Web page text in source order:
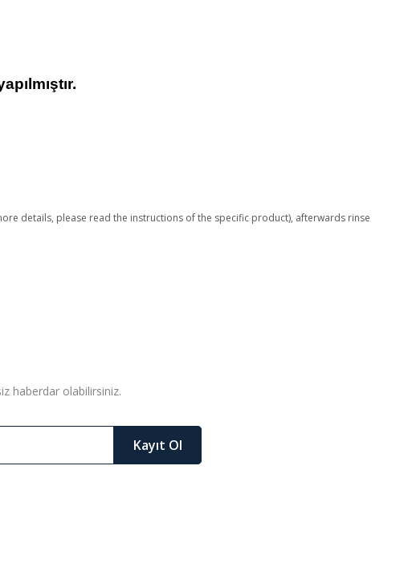
details, please read the instructions of the specific product), afterwards rinse
haberdar olabilirsiniz.
Kayıt Ol